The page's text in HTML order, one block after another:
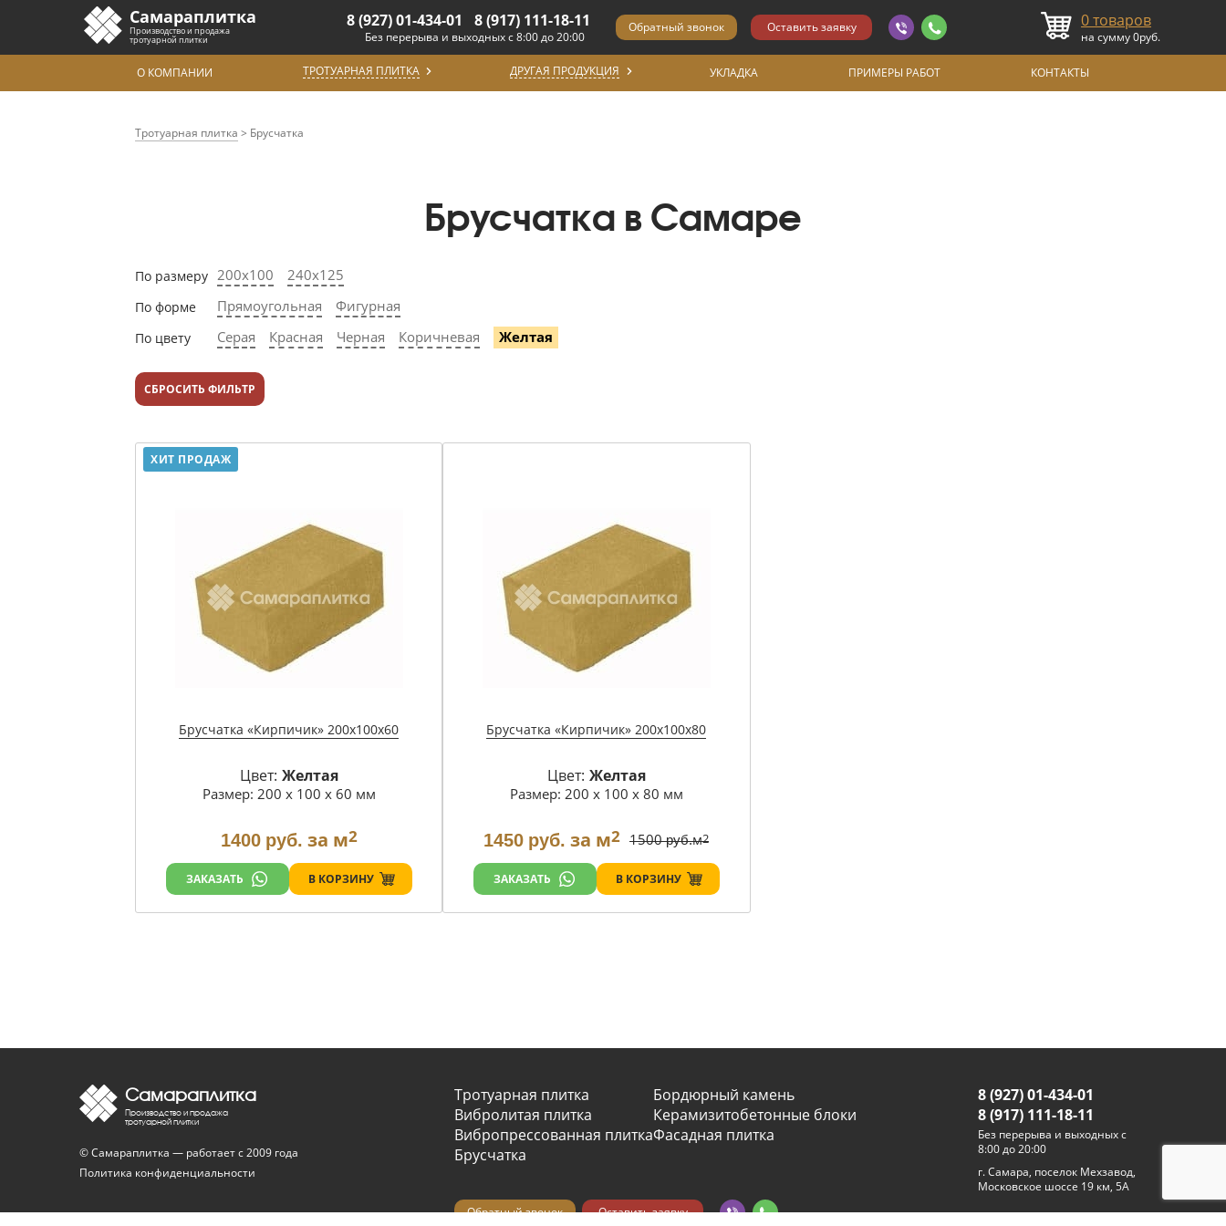
Самараплитка
Производство и продажа
тротуарной плитки
8 (927) 01-434-01 8 (917) 111-18-11
Без перерыва и выходных с 8:00 до 20:00
0товаров
на сумму0руб.
О КОМПАНИИ ТРОТУАРНАЯ ПЛИТКА ДРУГАЯ ПРОДУКЦИЯ УКЛАДКА ПРИМЕРЫ РАБОТ КОНТАКТЫ
Тротуарная плитка > Брусчатка
Брусчатка в Самаре
По размеру 200х100 240х125
По форме Прямоугольная Фигурная
По цвету Серая Красная Черная Коричневая Желтая
СБРОСИТЬ ФИЛЬТР
ХИТ ПРОДАЖ
Брусчатка «Кирпичик» 200х100х60
Цвет: Желтая
Размер: 200 х 100 х 60 мм
1400 руб. за м2
ЗАКАЗАТЬ В КОРЗИНУ
Брусчатка «Кирпичик» 200х100х80
Цвет: Желтая
Размер: 200 х 100 х 80 мм
1450 руб. за м2 1500руб.м2
ЗАКАЗАТЬ В КОРЗИНУ
Самараплитка
Производство и продажа
тротуарной плитки
© Самараплитка — работает с 2009 года
Политика конфиденциальности
Тротуарная плитка
Вибролитая плитка
Вибропрессованная плитка
Брусчатка
Бордюрный камень
Керамизитобетонные блоки
Фасадная плитка
8 (927) 01-434-01
8 (917) 111-18-11
Без перерыва и выходных с
8:00 до 20:00
г. Самара, поселок Мехзавод,
Московское шоссе 19 км, 5А